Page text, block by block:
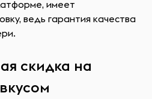
имеет
ведь гарантия качества
скидка на